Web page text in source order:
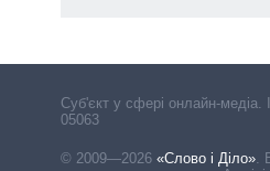
Cуб'єкт у сфері онлайн-медіа.
05063
© 2009—2026 «Слово і Діло»